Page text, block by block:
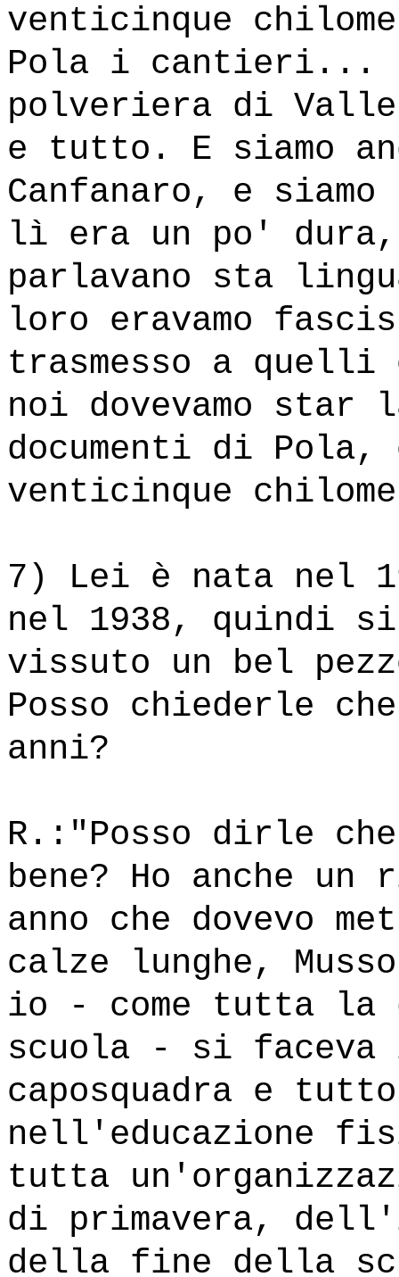
venticinque
Pola i cantieri...
polveriera di
e tutto. E siamo
Canfanaro, e
lì era un po' dura,
parlavano sta
loro eravamo
trasmesso a
noi dovevamo star
documenti di Pola,
venticinque
7) Lei è nata nel
nel 1938, quindi
vissuto un bel
Posso chiederle
anni?
R.:"Posso dirle
bene? Ho anche
anno che dovevo
calze lunghe,
io - come tutta la
scuola - si
caposquadra e
nell'educazione
tutta
di primavera,
della fine della